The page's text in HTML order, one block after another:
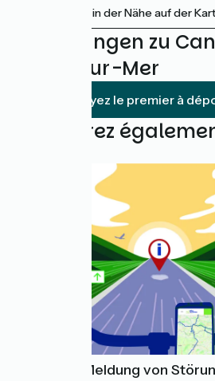
Bahnhöfe in der Nähe auf der
Bewertungen zu
Vivier-sur-Mer
Soyez le premier à
Découvrez
Tool zur Meldung von